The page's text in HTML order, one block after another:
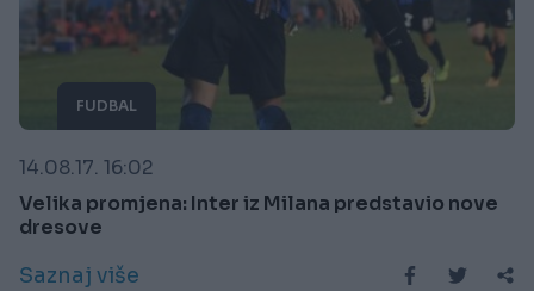
FUDBAL
14.08.17. 16:02
Velika promjena: Inter iz Milana predstavio nove
dresove
Saznaj više